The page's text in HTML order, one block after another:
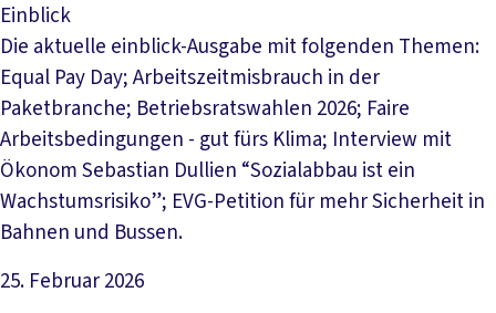
Einblick
Die aktuelle einblick-Ausgabe mit folgenden Themen:
Equal Pay Day; Arbeitszeitmisbrauch in der
Paketbranche; Betriebsratswahlen 2026; Faire
Arbeitsbedingungen - gut fürs Klima; Interview mit
Ökonom Sebastian Dullien “Sozialabbau ist ein
Wachstumsrisiko”; EVG-Petition für mehr Sicherheit in
Bahnen und Bussen.
25. Februar 2026